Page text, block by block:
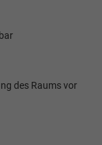
des Raums vor